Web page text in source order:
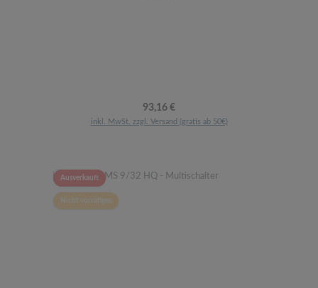
Regulärer Preis:
93,16 €
inkl. MwSt. zzgl. Versand (gratis ab 50€)
Ausverkauft
Nicht vorrätiges